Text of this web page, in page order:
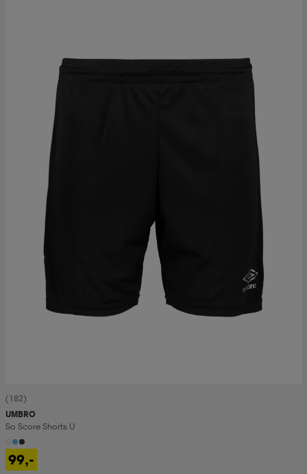
(182)
UMBRO
So Score Shorts U
99,-